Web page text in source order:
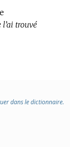
l’ai trouvé
dans le dictionnaire.